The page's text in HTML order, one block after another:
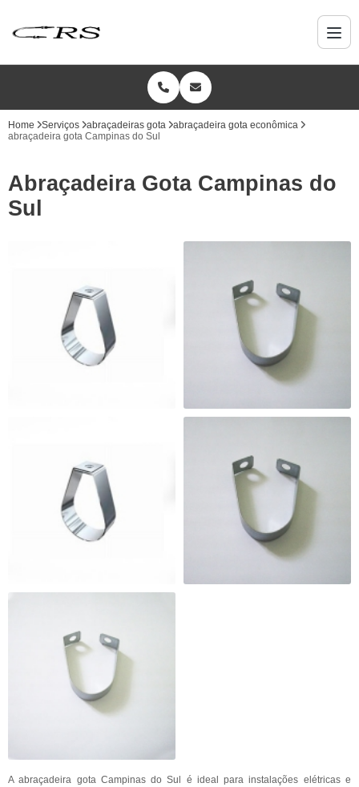
Home Serviços abraçadeiras gota
abraçadeira gota econômica
abraçadeira gota Campinas do Sul
Abraçadeira Gota Campinas do
Sul
A abraçadeira gota Campinas do Sul é ideal para instalações elétricas e